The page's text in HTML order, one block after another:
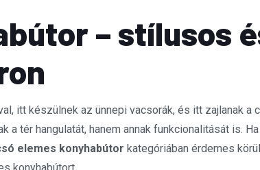
– stílusos
itt készülnek az ünnepi vacsorák, és itt zajlanak
tér hangulatát, hanem annak funkcionalitását is.
elemes konyhabútor kategóriában érdemes